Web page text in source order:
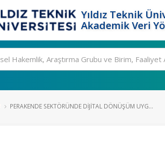
Yıldız Teknik
Akademik Veri
PERAKENDE SEKTÖRÜNDE DIJITAL DÖNÜŞÜM UYG...